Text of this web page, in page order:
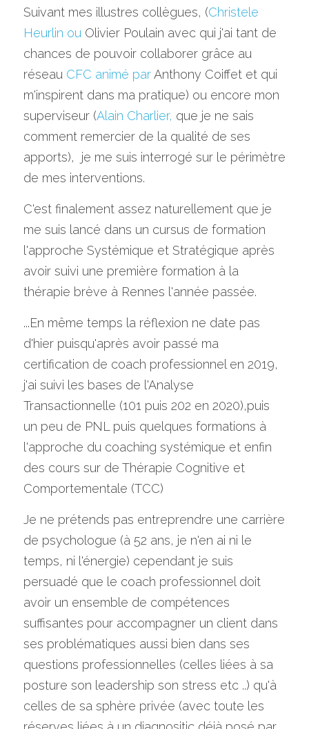
Suivant mes illustres collègues, (Christele
Heurlin ou Olivier Poulain avec qui j'ai tant de
chances de pouvoir collaborer grâce au
réseau CFC animé par Anthony Coiffet et qui
m'inspirent dans ma pratique) ou encore mon
superviseur (Alain Charlier, que je ne sais
comment remercier de la qualité de ses
apports),
je me suis interrogé sur le périmètre
de mes interventions.
C'est finalement assez naturellement que je
me suis lancé dans un cursus de formation
l'approche Systémique et Stratégique après
avoir suivi une première formation à la
thérapie brève à Rennes l'année passée.
...En même temps la réflexion ne date pas
d'hier puisqu'après avoir passé ma
certification de coach professionnel en 2019,
j'ai suivi les bases de l'Analyse
Transactionnelle (101 puis 202 en 2020),puis
un peu de PNL puis quelques formations à
l'approche du coaching systémique et enfin
des cours sur de Thérapie Cognitive et
Comportementale (TCC)
Je ne prétends pas entreprendre une carrière
de psychologue (à 52 ans, je n'en ai ni le
temps, ni l'énergie) cependant je suis
persuadé que le coach professionnel doit
avoir un ensemble de compétences
suffisantes pour accompagner un client dans
ses problématiques aussi bien dans ses
questions professionnelles (celles liées à sa
posture son leadership son stress etc ..) qu'à
celles de sa sphère privée (avec toute les